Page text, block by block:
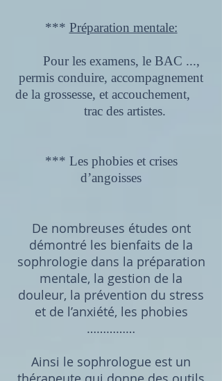
*** Préparation mentale:
Pour les examens, le BAC ...,
permis conduire, accompagnement
de la grossesse, et accouchement,
trac des artistes.
*** Les phobies et crises
d’angoisses
De nombreuses études ont
démontré les bienfaits de la
sophrologie dans la préparation
mentale, la gestion de la
douleur, la prévention du stress
et de l’anxiété, les phobies
……………
Ainsi le sophrologue est un